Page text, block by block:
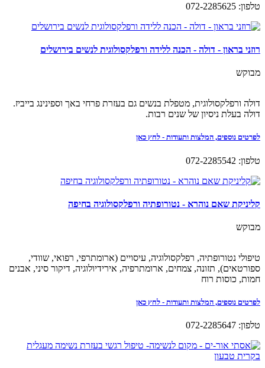
טלפון: 072-2285625
רוזני בראון - דולה - הכנה ללידה ורפלקסולוגית לנשים בירושלים
מבוקש
דולה ורפלקסולוגית, מטפלת בנשים גם בעזרת פרחי באך וספינינג בייביז.
דולה בעלת ניסיון של שנים רבות.
לפרטים נוספים, המלצות ותעודות - לחץ כאן
טלפון: 072-2285542
קליניקת שאם נוהרא - נטורופתיה ורפלקסולוגיה בחיפה
מבוקש
טיפולי נטורופתיה, רפלקסולוגיה, עיסויים (ארומתרפי, רפואי, שוודי,
ספורטאים), תזונה, צמחים, ארומתרפיה, אירידיולוגיה, דיקור סיני, אבנים
חמות, כוסות רוח
לפרטים נוספים, המלצות ותעודות - לחץ כאן
טלפון: 072-2285647